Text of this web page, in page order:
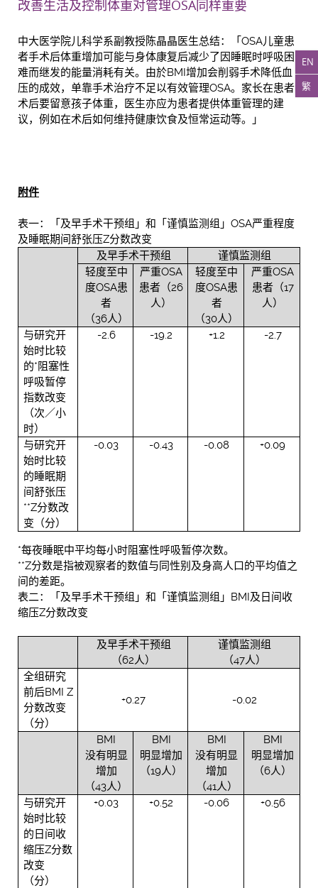
EN
繁
改善生活及控制体重对管理OSA同样重要
中大医学院儿科学系副教授陈晶晶医生总结：「OSA儿童患
者手术后体重增加可能与身体康复后减少了因睡眠时呼吸困
难而继发的能量消耗有关。由於BMI增加会削弱手术降低血
压的成效，单靠手术治疗不足以有效管理OSA。家长在患者
术后要留意孩子体重，医生亦应为患者提供体重管理的建
议，例如在术后如何维持健康饮食及恒常运动等。」
附件
表一：「及早手术干预组」和「谨慎监测组」OSA严重程度
及睡眠期间舒张压Z分数改变
及早手术干预组
谨慎监测组
轻度至中
度OSA患
者
（36人）
严重OSA
患者（26
人）
轻度至中
度OSA患
者
（30人）
严重OSA
患者（17
人）
与研究开
始时比较
的*阻塞性
呼吸暂停
指数改变
（次／小
时）
-2.6 -19.2 +1.2 -2.7
与研究开
始时比较
的睡眠期
间舒张压
**Z分数改
变（分）
-0.03 -0.43 -0.08 +0.09
*每夜睡眠中平均每小时阻塞性呼吸暂停次数。
**Z分数是指被观察者的数值与同性别及身高人口的平均值之
间的差距。
表二：「及早手术干预组」和「谨慎监测组」BMI及日间收
缩压Z分数改变
及早手术干预组
（62人）
谨慎监测组
（47人）
全组研究
前后BMI Z
分数改变
（分）
+0.27 -0.02
BMI
没有明显
增加
（43人）
BMI
明显增加
（19人）
BMI
没有明显
增加
（41人）
BMI
明显增加
（6人）
与研究开
始时比较
的日间收
缩压Z分数
改变
（分）
+0.03 +0.52 -0.06 +0.56